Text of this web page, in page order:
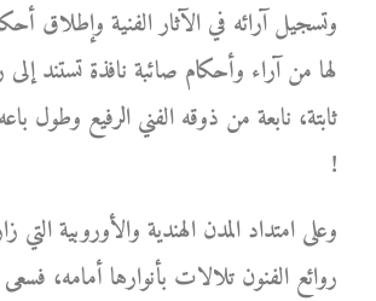
وتسجيل آرائه في الآثار الفنية وإطلاق
لها من آراء وأحكام صائبة نافذة تستند إلى
ثابتة، نابعة من ذوقه الفني الرفيع وطول
!
وعلى امتداد المدن الهندية والأوروبية
روائع الفنون تلالات بأنوارها أمامه، فسعى